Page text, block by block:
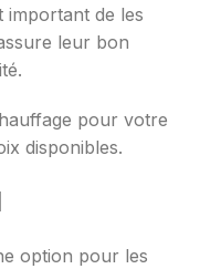
important de les
leur bon
pour votre
disponibles.
option pour les